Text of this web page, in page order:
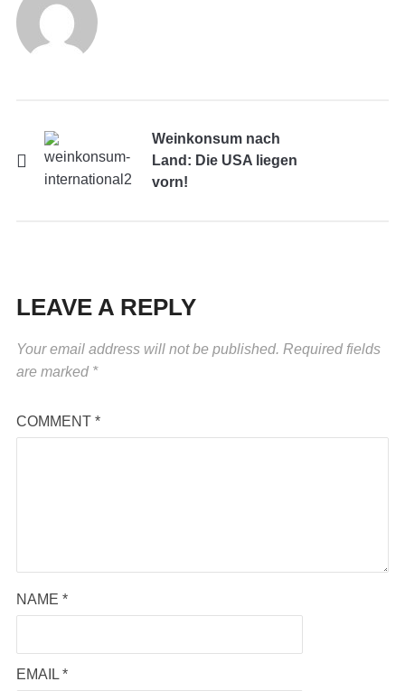
Weinkonsum nach
Land: Die USA liegen
vorn!
LEAVE A REPLY
Your email address will not be published. Required fields
are marked *
COMMENT *
NAME *
EMAIL *